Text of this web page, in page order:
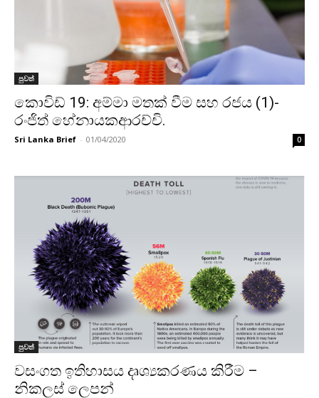
පුවත්
කොවිඩ් 19: අම්මා මතක් වීම සහ රජය (1)-
රංජිත් හේනායකආරච්චි.
Sri Lanka Brief - 01/04/2020 0
පුවත්
වසංගත ඉතිහාසය දෘශ්‍යකරණය කිරීම –
නිකලස් ලෙපන්